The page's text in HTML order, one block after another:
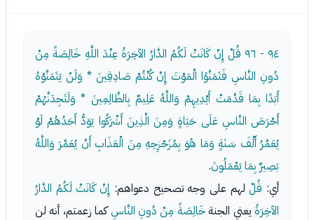
٩٤ - ٩٦
قُلْ إِنْ كَانَتْ لَكُمُ الدَّارُ الآخِرَةُ عِنْدَ اللَّهِ خَالِصَةً مِنْ
دُونِ النَّاسِ فَتَمَنَّوُا الْمَوْتَ إِنْ كُنْتُمْ صَادِقِينَ * وَلَنْ يَتَمَنَّوْهُ
أَبَدًا بِمَا قَدَّمَتْ أَيْدِيهِمْ وَاللَّهُ عَلِيمٌ بِالظَّالِمِينَ * وَلَتَجِدَنَّهُمْ
أَحْرَصَ النَّاسِ عَلَى حَيَاةٍ وَمِنَ الَّذِينَ أَشْرَكُوا يَوَدُّ أَحَدُهُمْ لَوْ
يُعَمَّرُ أَلْفَ سَنَةٍ وَمَا هُوَ بِمُزَحْزِحِهِ مِنَ الْعَذَابِ أَنْ يُعَمَّرَ وَاللَّهُ
بَصِيرٌ بِمَا يَعْمَلُونَ.
أي: قُلْلهم على وجه تصحيح دعواهم: إِنْ كَانَتْ لَكُمُ الدَّارُ
الآخِرَةُيعني الجنةخَالِصَةً مِنْ دُونِ النَّاسِكما زعمتم، أنه لن